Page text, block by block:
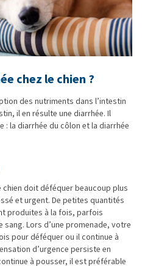
chez le chien ?
des nutriments dans l’intestin
il en résulte une diarrhée. Il
: la diarrhée du côlon et la diarrhée
doit déféquer beaucoup plus
et urgent. De petites quantités
produites à la fois, parfois
Lors d’une promenade, votre
pour déféquer ou il continue à
d’urgence persiste en
à pousser, il est préférable